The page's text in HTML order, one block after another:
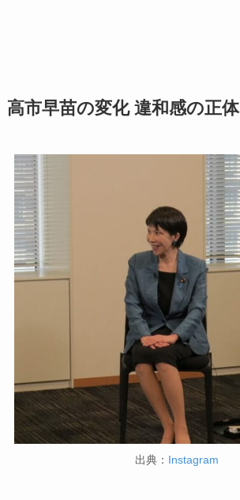
高市早苗の変化 違和感の正体
出典： Instagram